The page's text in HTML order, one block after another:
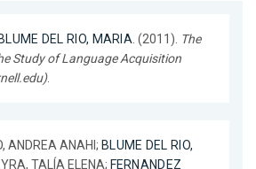
BLUME DEL RIO, MARIA. (2011). The
Study of Language Acquisition
.
ANDREA ANAHI; BLUME DEL RIO,
TALÍA ELENA; FERNANDEZ